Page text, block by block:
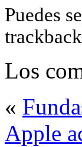
Puedes
Los
«
Apple